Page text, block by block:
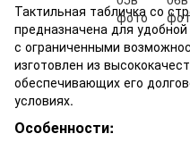
Тактильная табличка со
предназначена для
с ограниченными
изготовлен из
обеспечивающих его
условиях.
Особенности: